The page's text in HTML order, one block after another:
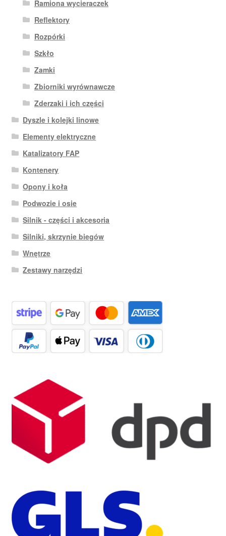
Ramiona wycieraczek
Reflektory
Rozpórki
Szkło
Zamki
Zbiorniki wyrównawcze
Zderzaki i ich części
Dyszle i kolejki linowe
Elementy elektryczne
Katalizatory FAP
Kontenery
Opony i koła
Podwozie i osie
Silnik - części i akcesoria
Silniki, skrzynie biegów
Wnętrze
Zestawy narzędzi